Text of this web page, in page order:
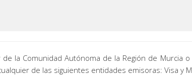
la Comunidad Autónoma de la Región de Murcia o
de las siguientes entidades emisoras: Visa y